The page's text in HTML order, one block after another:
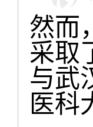
然而
采取
与武
医科